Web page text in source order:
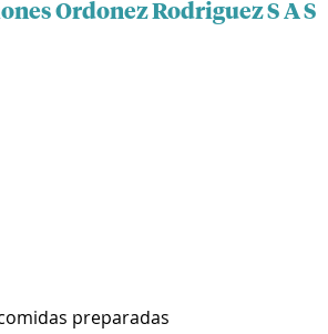
Ordonez Rodriguez S A S
preparadas